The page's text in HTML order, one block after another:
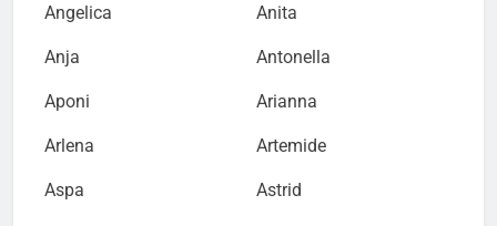
Angelica Anita
Anja Antonella
Aponi Arianna
Arlena Artemide
Aspa Astrid